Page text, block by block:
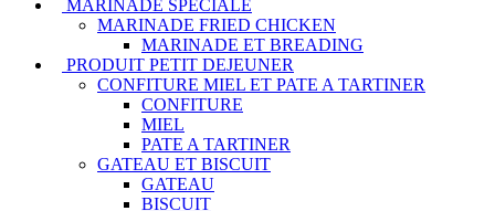
MARINADE SPECIALE
MARINADE FRIED CHICKEN
MARINADE ET BREADING
PRODUIT PETIT DEJEUNER
CONFITURE MIEL ET PATE A TARTINER
CONFITURE
MIEL
PATE A TARTINER
GATEAU ET BISCUIT
GATEAU
BISCUIT